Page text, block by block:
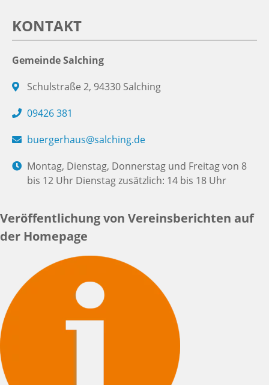
KONTAKT
Gemeinde Salching
Schulstraße 2, 94330 Salching
09426 381
buergerhaus@salching.de
Montag, Dienstag, Donnerstag und Freitag von 8
bis 12 Uhr Dienstag zusätzlich: 14 bis 18 Uhr
Veröffentlichung von Vereinsberichten auf
der Homepage